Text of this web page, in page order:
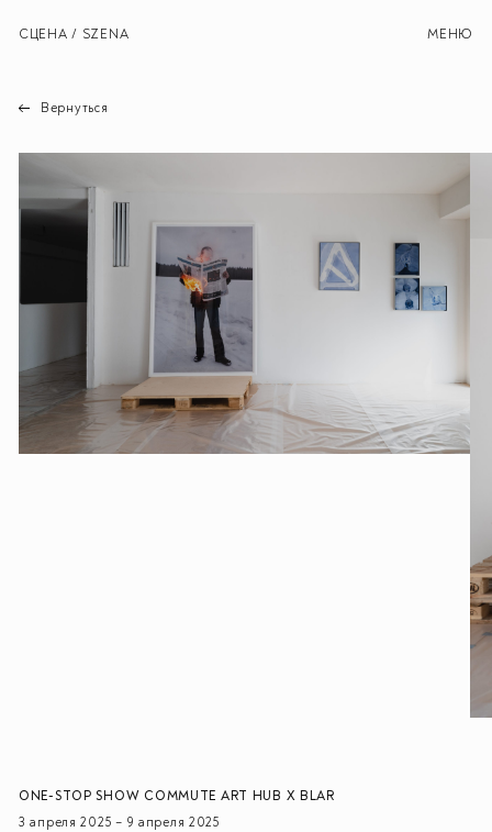
СЦЕНА / SZENA МЕНЮ
Вернуться
ONE-STOP SHOW COMMUTE ART HUB X BLAR
3 апреля 2025 – 9 апреля 2025